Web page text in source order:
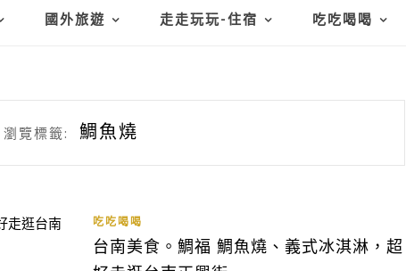
國外旅遊 走走玩玩-住宿 吃吃喝喝
瀏覽標籤: 鯛魚燒
吃吃喝喝
台南美食。鯛福 鯛魚燒、義式冰淇淋，超